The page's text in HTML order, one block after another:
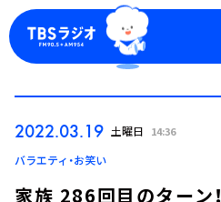
ログイン
2022.03.19 土曜日 14:36
バラエティ・お笑い
家族 286回目のターン！